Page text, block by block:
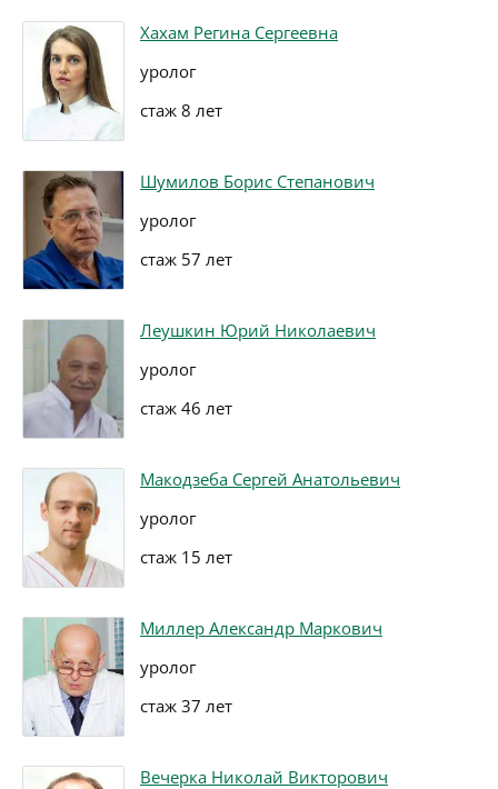
Хахам Регина Сергеевна
уролог
стаж 8 лет
Шумилов Борис Степанович
уролог
стаж 57 лет
Леушкин Юрий Николаевич
уролог
стаж 46 лет
Макодзеба Сергей Анатольевич
уролог
стаж 15 лет
Миллер Александр Маркович
уролог
стаж 37 лет
Вечерка Николай Викторович